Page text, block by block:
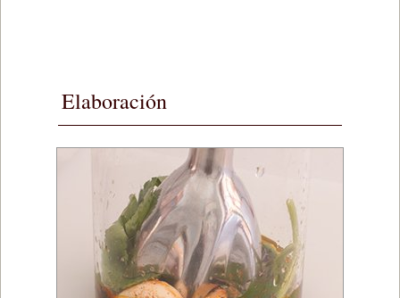
Elaboración